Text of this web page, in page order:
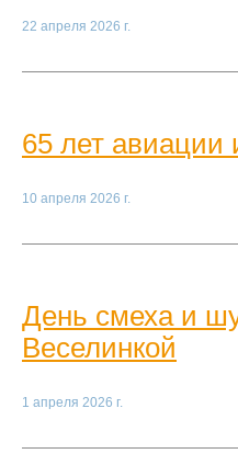
22 апреля 2026 г.
65 лет авиации
10 апреля 2026 г.
День смеха и
Веселинкой
1 апреля 2026 г.